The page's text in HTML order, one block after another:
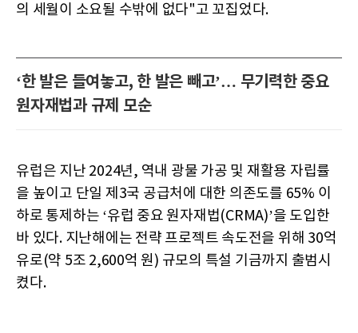
의 세월이 소요될 수밖에 없다"고 꼬집었다.
‘한 발은 들여놓고, 한 발은 빼고’… 무기력한 중요
원자재법과 규제 모순
유럽은 지난 2024년, 역내 광물 가공 및 재활용 자립률
을 높이고 단일 제3국 공급처에 대한 의존도를 65% 이
하로 통제하는 ‘유럽 중요 원자재법(CRMA)’을 도입한
바 있다. 지난해에는 전략 프로젝트 속도전을 위해 30억
유로(약 5조 2,600억 원) 규모의 특설 기금까지 출범시
켰다.